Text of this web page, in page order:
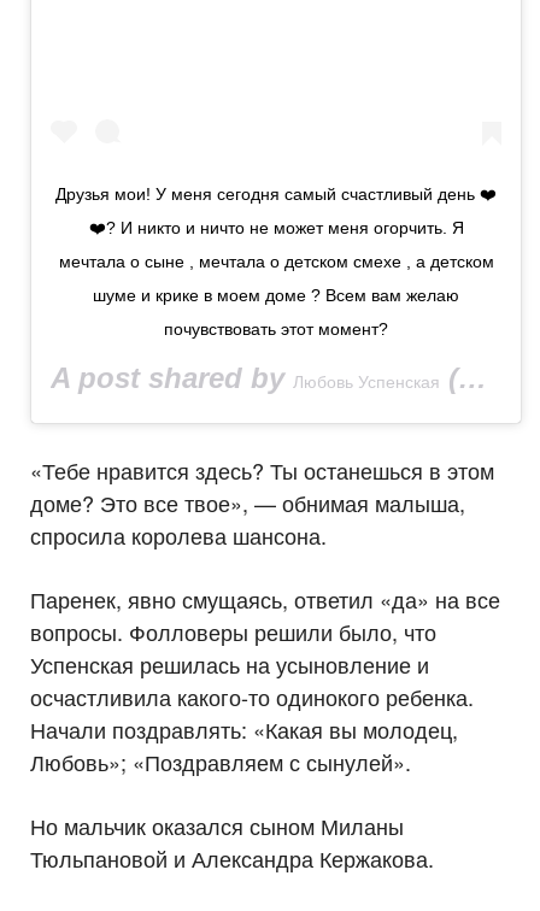
Друзья мои! У меня сегодня самый счастливый день ❤️
❤️? И никто и ничто не может меня огорчить. Я
мечтала о сыне , мечтала о детском смехе , а детском
шуме и крике в моем доме ? Всем вам желаю
почувствовать этот момент?
A post shared by Любовь Успенская (@uspenskayalubov_official) on
«Тебе нравится здесь? Ты останешься в этом
доме? Это все твое», — обнимая малыша,
спросила королева шансона.
Паренек, явно смущаясь, ответил «да» на все
вопросы. Фолловеры решили было, что
Успенская решилась на усыновление и
осчастливила какого-то одинокого ребенка.
Начали поздравлять: «Какая вы молодец,
Любовь»; «Поздравляем с сынулей».
Но мальчик оказался сыном Миланы
Тюльпановой и Александра Кержакова.